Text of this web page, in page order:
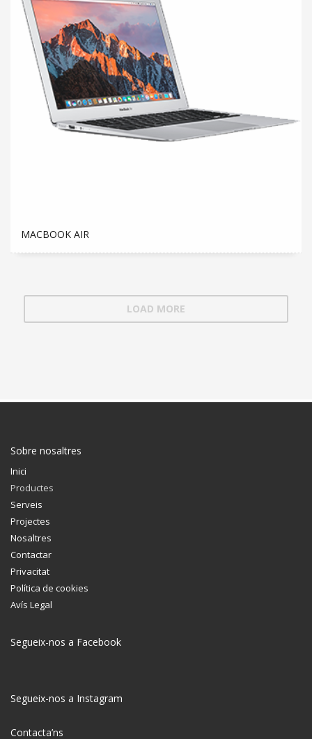
MACBOOK AIR
LOAD MORE
Sobre nosaltres
Inici
Productes
Serveis
Projectes
Nosaltres
Contactar
Privacitat
Política de cookies
Avís Legal
Segueix-nos a Facebook
Segueix-nos a Instagram
Contacta’ns